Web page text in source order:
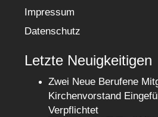
Impressum
Datenschutz
Letzte Neuigkeitigen
Zwei Neue Berufene
Kirchenvorstand
Verpflichtet